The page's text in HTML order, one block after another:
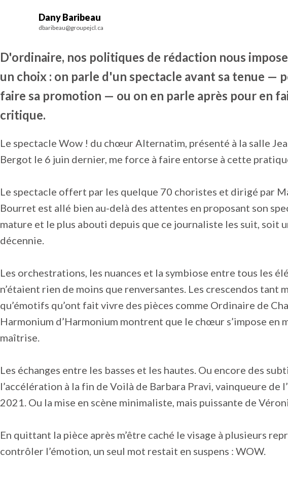
Dany Baribeau
dbaribeau@groupejcl.ca
D'ordinaire, nos politiques de rédaction nous
un choix : on parle d'un spectacle avant sa tenue —
faire sa promotion — ou on en parle après pour en
critique.
Le spectacle Wow ! du chœur Alternatim, présenté à la salle
Bergot le 6 juin dernier, me force à faire entorse à cette
Le spectacle offert par les quelque 70 choristes et dirigé par
Bourret est allé bien au-delà des attentes en proposant son
mature et le plus abouti depuis que ce journaliste les suit, soit
décennie.
Les orchestrations, les nuances et la symbiose entre tous les
n’étaient rien de moins que renversantes. Les crescendos tant
qu’émotifs qu’ont fait vivre des pièces comme Ordinaire de
Harmonium d’Harmonium montrent que le chœur s’impose en
maîtrise.
Les échanges entre les basses et les hautes. Ou encore des
l’accélération à la fin de Voilà de Barbara Pravi, vainqueure de
2021. Ou la mise en scène minimaliste, mais puissante de
En quittant la pièce après m’être caché le visage à plusieurs
contrôler l’émotion, un seul mot restait en suspens : WOW.